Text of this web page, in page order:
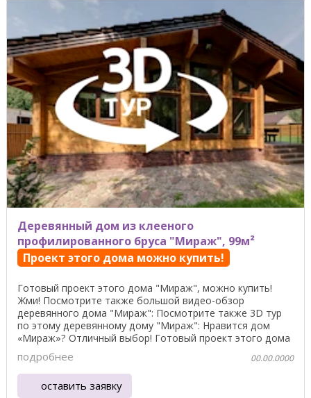
Деревянный дом из клееного
профилированного бруса "Мираж", 99м²
Проект этого дома можно купить!
Готовый проект этого дома "Мираж", можно купить!
Жми! Посмотрите также большой видео-обзор
деревянного дома "Мираж": Посмотрите также 3D тур
по этому деревянному дому "Мираж": Нравится дом
«Мираж»? Отличный выбор! Готовый проект этого дома
"Мираж", ...
подробнее 00.00.0000
оставить заявку